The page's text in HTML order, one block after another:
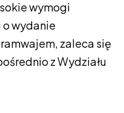
wymogi
wydanie
zaleca się
z Wydziału